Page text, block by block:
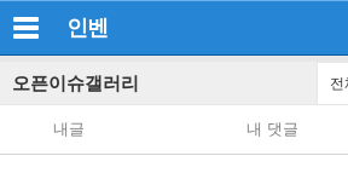
인벤
오픈이슈갤러리 전
내글 내 댓글